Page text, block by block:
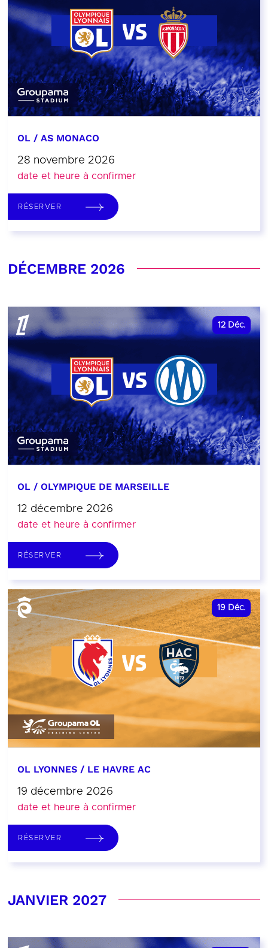
OL / AS MONACO
28 novembre 2026
date et heure à confirmer
RÉSERVER
DÉCEMBRE 2026
12 Déc.
OL / OLYMPIQUE DE MARSEILLE
12 décembre 2026
date et heure à confirmer
RÉSERVER
19 Déc.
OL LYONNES / LE HAVRE AC
19 décembre 2026
date et heure à confirmer
RÉSERVER
JANVIER 2027